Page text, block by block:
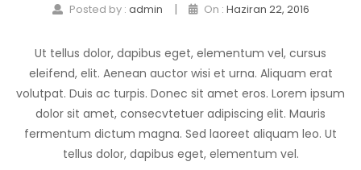
Posted by : admin | On : Haziran 22, 2016
Ut tellus dolor, dapibus eget, elementum vel, cursus
eleifend, elit. Aenean auctor wisi et urna. Aliquam erat
volutpat. Duis ac turpis. Donec sit amet eros. Lorem ipsum
dolor sit amet, consecvtetuer adipiscing elit. Mauris
fermentum dictum magna. Sed laoreet aliquam leo. Ut
tellus dolor, dapibus eget, elementum vel.